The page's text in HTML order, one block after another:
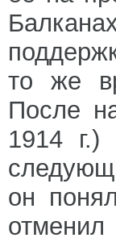
то же
После
1914
он